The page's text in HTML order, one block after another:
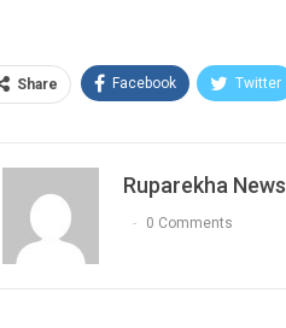
Share Facebook Twitter
Ruparekha News
0 Comments